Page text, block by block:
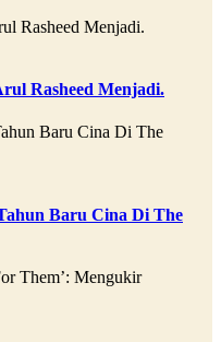
Rasheed Menjadi.
Baru Cina Di The